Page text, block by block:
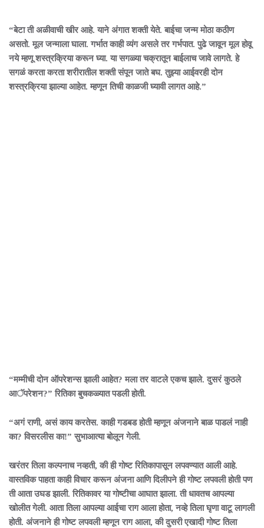
“बेटा ती अळीवाची खीर आहे. याने अंगात शक्ती येते. बाईचा जन्म मोठा कठीण
असतो. मूल जन्माला घाला. गर्भात काही व्यंग असले तर गर्भपात. पुढे जावून मूल होवू
नये म्हणू शस्त्रक्रिया करून घ्या. या सगळ्या चक्रातून बाईलाच जावे लागते. हे
सगळं करता करता शरीरातील शक्ती संपून जाते बघ. तुझ्या आईवरही दोन
शस्त्रक्रिया झाल्या आहेत. म्हणून तिची काळजी घ्यावी लागत आहे.”
“मम्मीची दोन ऑपरेशन्स झाली आहेत? मला तर वाटले एकच झाले. दुसरं कुठले
आॅपरेशन?” रितिका बुचकळ्यात पडली होती.
“अगं राणी, असं काय करतेस. काही गडबड होती म्हणून अंजनाने बाळ पाडलं नाही
का? विसरलीस का!” सुभाआत्या बोलून गेली.
खरंतर तिला कल्पनाच नव्हती, की ही गोष्ट रितिकापासून लपवण्यात आली आहे.
वास्तविक पाहता काही विचार करून अंजना आणि दिलीपने ही गोष्ट लपवली होती पण
ती आता उघड झाली. रितिकावर या गोष्टीचा आघात झाला. ती धावतच आपल्या
खोलीत गेली. आता तिला आपल्या आईचा राग आला होता, नव्हे तिला घृणा वाटू लागली
होती. अंजनाने ही गोष्ट लपवली म्हणून राग आला, की दुसरी एखादी गोष्ट तिला